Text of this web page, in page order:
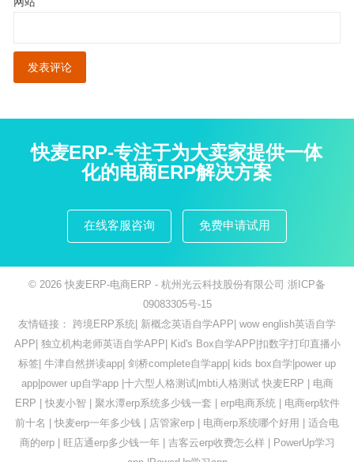
快麦ERP-专注于为大卖家提供一体
化的电商ERP解决方案
在线客服咨询 免费申请试用
© 2026 快麦ERP-电商ERP - 杭州光云科技股份有限公司 浙ICP备
09083305号-15
友情链接： 跨境ERP系统 新概念英语自学APP wow english英语自学
APP 独立机构老师英语自学APP Kid's Box自学APP 扣数字打印直播小
标签 牛津自然拼读app 剑桥complete自学app kids box自学 power up
app| power up自学app| 十六型人格测试| mbti人格测试 快麦ERP
电商
ERP
快麦小智 聚水潭erp系统多少钱一套 erp电商系统| 电商erp软件
前十名
快麦erp一年多少钱 店管家erp 电商erp系统哪个好用
适合电
商的erp| 旺店通erp多少钱一年| 吉客云erp收费怎么样|
PowerUp学习